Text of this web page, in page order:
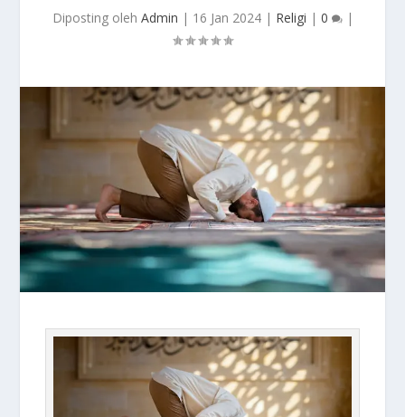
Diposting oleh Admin | 16 Jan 2024| Religi | 0 |